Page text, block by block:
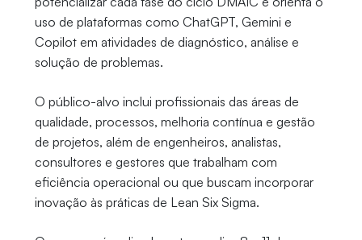
uso de plataformas como ChatGPT, Gemini e
Copilot em atividades de diagnóstico, análise e
solução de problemas.
O público-alvo inclui profissionais das áreas de
qualidade, processos, melhoria contínua e gestão
de projetos, além de engenheiros, analistas,
consultores e gestores que trabalham com
eficiência operacional ou que buscam incorporar
inovação às práticas de Lean Six Sigma.